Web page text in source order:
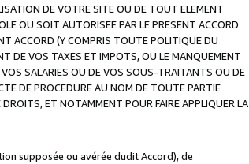
DE VOTRE SITE OU DE TOUT ELEMENT
OU SOIT AUTORISEE PAR LE PRESENT ACCORD
ACCORD (Y COMPRIS TOUTE POLITIQUE DU
DE VOS TAXES ET IMPOTS, OU LE MANQUEMENT
VOS SALARIES OU DE VOS SOUS-TRAITANTS OU DE
DE PROCEDURE AU NOM DE TOUTE PARTIE
ET NOTAMMENT POUR FAIRE APPLIQUER LA
supposée ou avérée dudit Accord), de